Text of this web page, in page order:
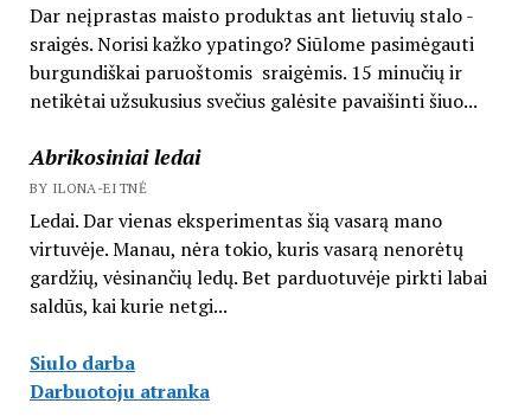
Dar neįprastas maisto produktas ant lietuvių stalo -
sraigės. Norisi kažko ypatingo? Siūlome pasimėgauti
burgundiškai paruoštomis sraigėmis. 15 minučių ir
netikėtai užsukusius svečius galėsite pavaišinti šiuo...
Abrikosiniai ledai
BY ILONA-EITNĖ
Ledai. Dar vienas eksperimentas šią vasarą mano
virtuvėje. Manau, nėra tokio, kuris vasarą nenorėtų
gardžių, vėsinančių ledų. Bet parduotuvėje pirkti labai
saldūs, kai kurie netgi...
Siulo darba
Darbuotoju atranka